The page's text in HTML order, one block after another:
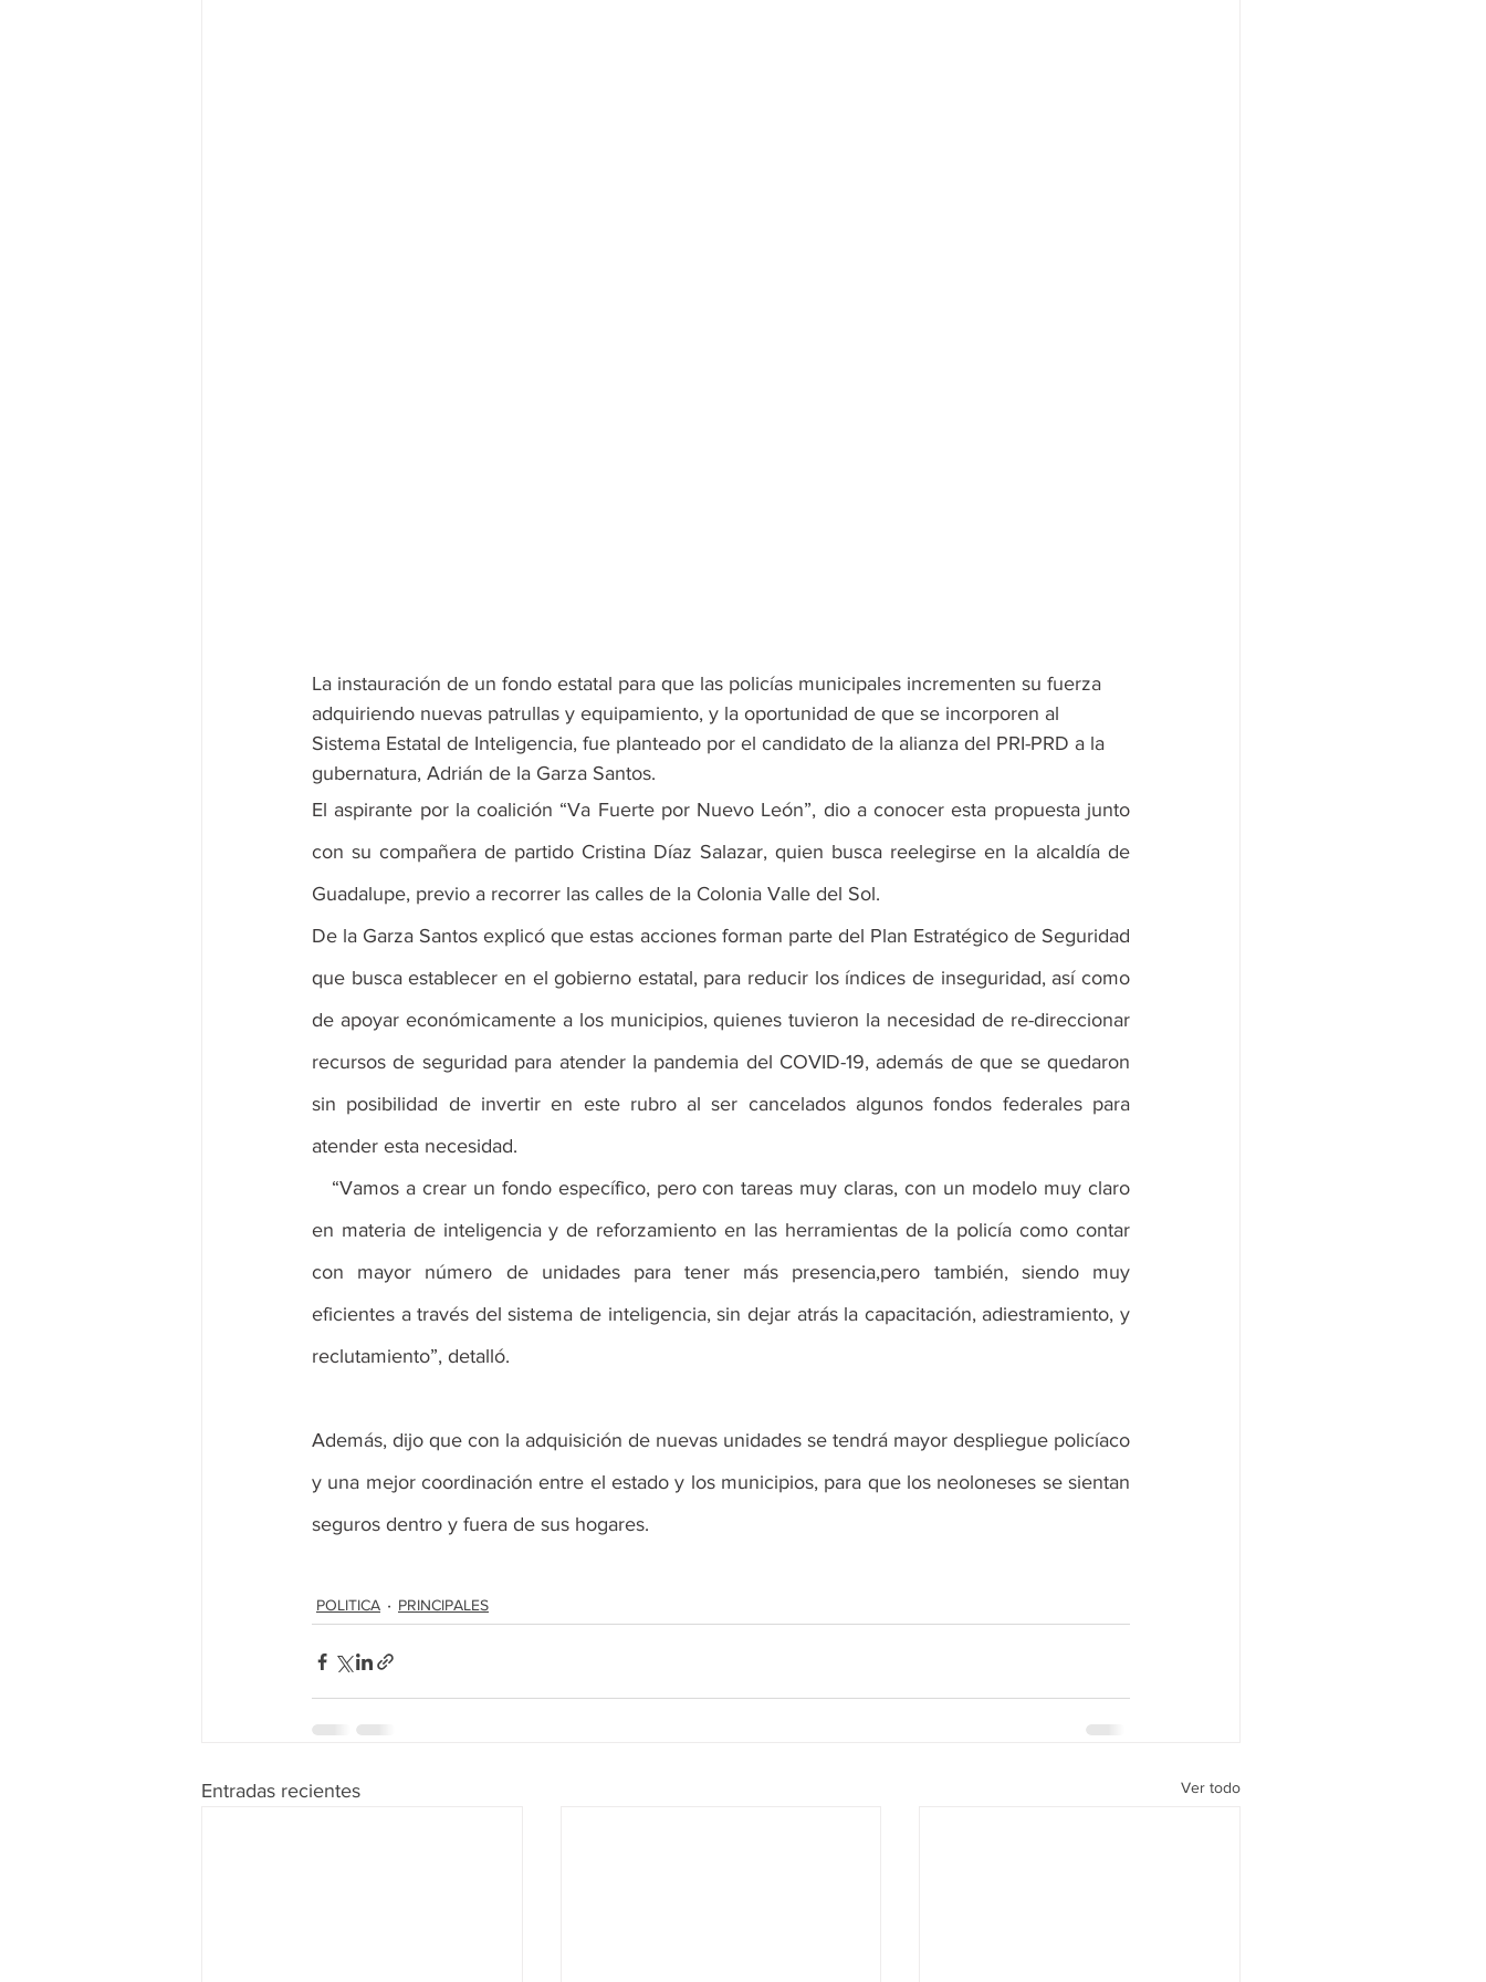
La instauración de un fondo estatal para que las policías municipales incrementen su fuerza
adquiriendo nuevas patrullas y equipamiento, y la oportunidad de que se incorporen al
Sistema Estatal de Inteligencia, fue planteado por el candidato de la alianza del PRI-PRD a la
gubernatura, Adrián de la Garza Santos.
El aspirante por la coalición “Va Fuerte por Nuevo León”, dio a conocer esta propuesta junto
con su compañera de partido Cristina Díaz Salazar, quien busca reelegirse en la alcaldía de
Guadalupe, previo a recorrer las calles de la Colonia Valle del Sol.
De la Garza Santos explicó que estas acciones forman parte del Plan Estratégico de Seguridad
que busca establecer en el gobierno estatal, para reducir los índices de inseguridad, así como
de apoyar económicamente a los municipios, quienes tuvieron la necesidad de re-direccionar
recursos de seguridad para atender la pandemia del COVID-19, además de que se quedaron
sin posibilidad de invertir en este rubro al ser cancelados algunos fondos federales para
atender esta necesidad.
en materia de inteligencia y de reforzamiento en las herramientas de la policía como contar
con mayor número de unidades para tener más presencia,pero también, siendo muy
eficientes a través del sistema de inteligencia, sin dejar atrás la capacitación, adiestramiento, y
reclutamiento”, detalló.
Además, dijo que con la adquisición de nuevas unidades se tendrá mayor despliegue policíaco
y una mejor coordinación entre el estado y los municipios, para que los neoloneses se sientan
seguros dentro y fuera de sus hogares.
POLITICA PRINCIPALES
Entradas recientes Ver todo